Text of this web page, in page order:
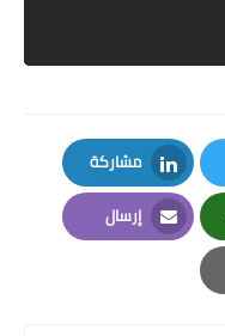
مشاركة
LinkedIn
إرسال
Email